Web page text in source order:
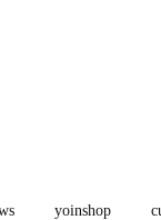
yoinshop